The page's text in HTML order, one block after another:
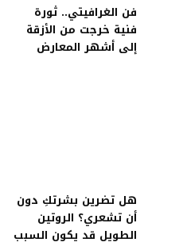
فن الغرافيتي.. ثورة
فنية خرجت من الأزقة
إلى أشهر المعارض
هل تضرين بشرتكِ دون
أن تشعري؟ الروتين
الطويل قد يكون السبب